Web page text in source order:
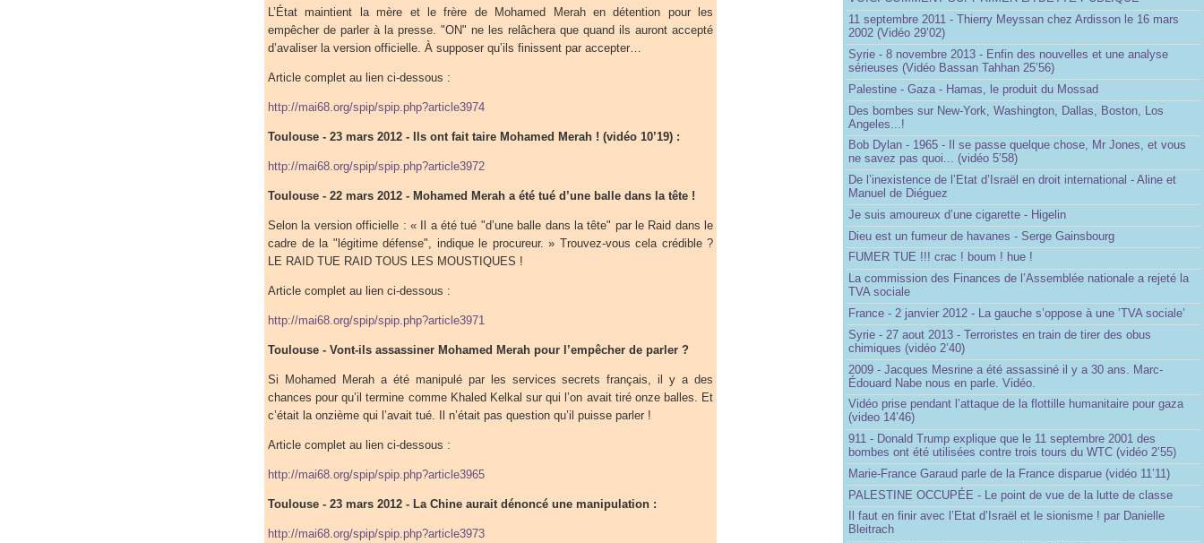
L’État maintient la mère et le frère de Mohamed Merah en détention pour les
empêcher de parler à la presse. "ON" ne les relâchera que quand ils auront accepté
d’avaliser la version officielle. À supposer qu’ils finissent par accepter…
Article complet au lien ci-dessous :
http://mai68.org/spip/spip.php?article3974
Toulouse - 23 mars 2012 - Ils ont fait taire Mohamed Merah ! (vidéo 10’19) :
http://mai68.org/spip/spip.php?article3972
Toulouse - 22 mars 2012 - Mohamed Merah a été tué d’une balle dans la tête !
Selon la version officielle : « Il a été tué "d’une balle dans la tête" par le Raid dans le
cadre de la "légitime défense", indique le procureur. » Trouvez-vous cela crédible ?
LE RAID TUE RAID TOUS LES MOUSTIQUES !
Article complet au lien ci-dessous :
http://mai68.org/spip/spip.php?article3971
Toulouse - Vont-ils assassiner Mohamed Merah pour l’empêcher de parler ?
Si Mohamed Merah a été manipulé par les services secrets français, il y a des
chances pour qu’il termine comme Khaled Kelkal sur qui l’on avait tiré onze balles. Et
c’était la onzième qui l’avait tué. Il n’était pas question qu’il puisse parler !
Article complet au lien ci-dessous :
http://mai68.org/spip/spip.php?article3965
Toulouse - 23 mars 2012 - La Chine aurait dénoncé une manipulation :
http://mai68.org/spip/spip.php?article3973
11 septembre 2011 - Thierry Meyssan chez Ardisson le 16 mars
2002 (Vidéo 29’02)
Syrie - 8 novembre 2013 - Enfin des nouvelles et une analyse
sérieuses (Vidéo Bassan Tahhan 25’56)
Palestine - Gaza - Hamas, le produit du Mossad
Des bombes sur New-York, Washington, Dallas, Boston, Los
Angeles...!
Bob Dylan - 1965 - Il se passe quelque chose, Mr Jones, et vous
ne savez pas quoi... (vidéo 5’58)
De l’inexistence de l’Etat d’Israël en droit international - Aline et
Manuel de Diéguez
Je suis amoureux d’une cigarette - Higelin
Dieu est un fumeur de havanes - Serge Gainsbourg
FUMER TUE !!! crac ! boum ! hue !
La commission des Finances de l’Assemblée nationale a rejeté la
TVA sociale
France - 2 janvier 2012 - La gauche s’oppose à une ’TVA sociale’
Syrie - 27 aout 2013 - Terroristes en train de tirer des obus
chimiques (vidéo 2’40)
2009 - Jacques Mesrine a été assassiné il y a 30 ans. Marc-
Édouard Nabe nous en parle. Vidéo.
Vidéo prise pendant l’attaque de la flottille humanitaire pour gaza
(video 14’46)
911 - Donald Trump explique que le 11 septembre 2001 des
bombes ont été utilisées contre trois tours du WTC (vidéo 2’55)
Marie-France Garaud parle de la France disparue (vidéo 11’11)
PALESTINE OCCUPÉE - Le point de vue de la lutte de classe
Il faut en finir avec l’Etat d’Israël et le sionisme ! par Danielle
Bleitrach